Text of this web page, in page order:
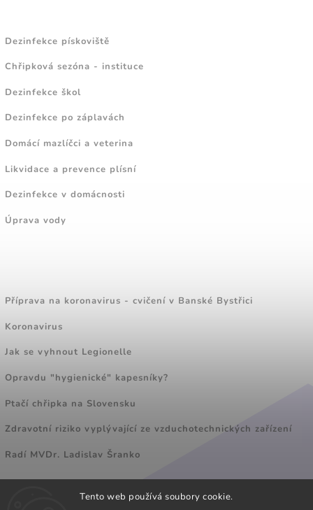
Tento web používá soubory cookie.
Dezinfekce pískoviště
Chřipková sezóna - instituce
Dezinfekce škol
Dezinfekce po záplavách
Domácí mazlíčci a veterina
Likvidace a prevence plísní
Dezinfekce v domácnosti
Úprava vody
Příprava na koronavirus - cvičení v Banské Bystřici
Koronavirus
Jak se vyhnout Legionelle
Opravdu "hygienické" kapesníky?
Ptačí chřipka na Slovensku
Zdravotní riziko vyplývající ze vzduchotechnických zařízení
Radí MVDr. Ladislav Šranko